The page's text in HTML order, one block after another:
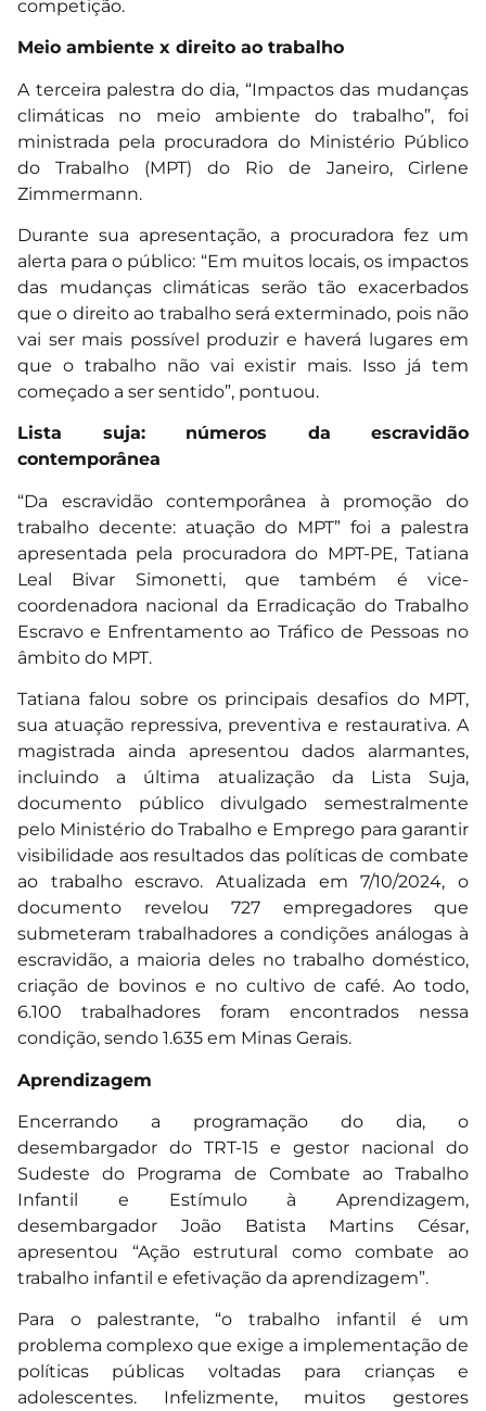
competição.
Meio ambiente x direito ao trabalho
A terceira palestra do dia, “Impactos das mudanças
climáticas no meio ambiente do trabalho”, foi
ministrada pela procuradora do Ministério Público
do Trabalho (MPT) do Rio de Janeiro, Cirlene
Zimmermann.
Durante sua apresentação, a procuradora fez um
alerta para o público: “Em muitos locais, os impactos
das mudanças climáticas serão tão exacerbados
que o direito ao trabalho será exterminado, pois não
vai ser mais possível produzir e haverá lugares em
que o trabalho não vai existir mais. Isso já tem
começado a ser sentido”, pontuou.
Lista suja: números da escravidão
contemporânea
“Da escravidão contemporânea à promoção do
trabalho decente: atuação do MPT” foi a palestra
apresentada pela procuradora do MPT-PE, Tatiana
Leal Bivar Simonetti, que também é vice-
coordenadora nacional da Erradicação do Trabalho
Escravo e Enfrentamento ao Tráfico de Pessoas no
âmbito do MPT.
Tatiana falou sobre os principais desafios do MPT,
sua atuação repressiva, preventiva e restaurativa. A
magistrada ainda apresentou dados alarmantes,
incluindo a última atualização da Lista Suja,
documento público divulgado semestralmente
pelo Ministério do Trabalho e Emprego para garantir
visibilidade aos resultados das políticas de combate
ao trabalho escravo. Atualizada em 7/10/2024, o
documento revelou 727 empregadores que
submeteram trabalhadores a condições análogas à
escravidão, a maioria deles no trabalho doméstico,
criação de bovinos e no cultivo de café. Ao todo,
6.100 trabalhadores foram encontrados nessa
condição, sendo 1.635 em Minas Gerais.
Aprendizagem
Encerrando a programação do dia, o
desembargador do TRT-15 e gestor nacional do
Sudeste do Programa de Combate ao Trabalho
Infantil e Estímulo à Aprendizagem,
desembargador João Batista Martins César,
apresentou “Ação estrutural como combate ao
trabalho infantil e efetivação da aprendizagem”.
Para o palestrante, “o trabalho infantil é um
problema complexo que exige a implementação de
políticas públicas voltadas para crianças e
adolescentes. Infelizmente, muitos gestores